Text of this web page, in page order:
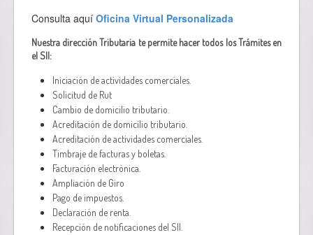
Consulta aquí Oficina Virtual Personalizada
Nuestra dirección Tributaria te permite hacer todos los Trámites en
el SII:
Iniciación de actividades comerciales.
Solicitud de Rut
Cambio de domicilio tributario.
Acreditación de domicilio tributario.
Acreditación de actividades comerciales.
Timbraje de facturas y boletas.
Facturación electrónica.
Ampliación de Giro
Pago de impuestos.
Declaración de renta.
Recepción de notificaciones del SII.